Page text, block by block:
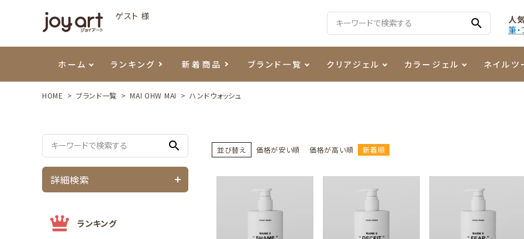
ゲスト 様
search
人
筆
ホーム ランキング 新着商品 ブランド一覧
モアノ プリアンファ
クリアジェル カラージェル
ウェービージェル テラコッタジェル
マグネティジェル
フラッシュジェル シーナカラージェルポリッシュ その他カラージェル
ネイルツ
ネイルケア用品 ピンセット・シザー・スパチュラ
ネイルマシン
メタルパーツ パウダー・フレーク
HOME ブランド一覧 MAI OHW MAI ハンドウォッシュ
search
詳細検索
ランキング
並び替え 価格が安い順 価格が高い順 新着順